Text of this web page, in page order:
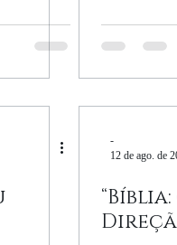
-
12 de ago. de